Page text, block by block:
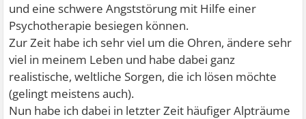
und eine schwere Angststörung mit Hilfe einer
Psychotherapie besiegen können.
Zur Zeit habe ich sehr viel um die Ohren, ändere sehr
viel in meinem Leben und habe dabei ganz
realistische, weltliche Sorgen, die ich lösen möchte
(gelingt meistens auch).
Nun habe ich dabei in letzter Zeit häufiger Alpträume